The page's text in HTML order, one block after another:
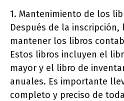
1. Mantenimiento de los
Después de la inscripción,
mantener los libros
Estos libros incluyen el
mayor y el libro de
anuales. Es importante
completo y preciso de